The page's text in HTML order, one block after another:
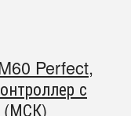
Perfect,
с
(МСК)